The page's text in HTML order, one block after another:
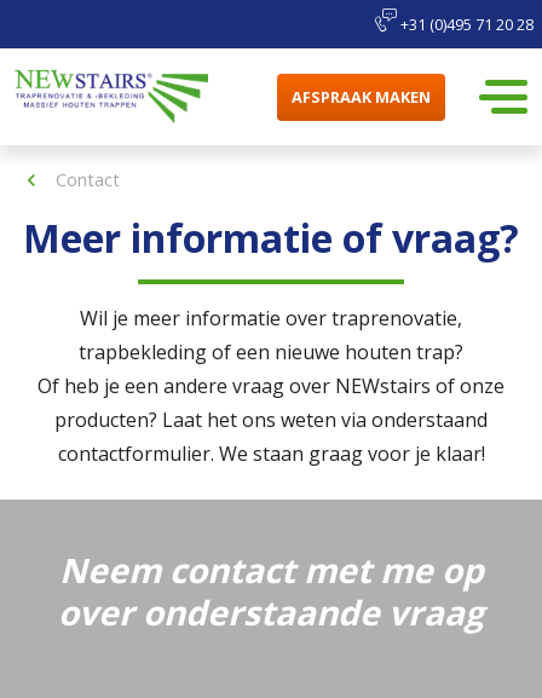
+31 (0)495 71 20 28
AFSPRAAK MAKEN
Contact
Meer informatie of vraag?
Wil je meer informatie over traprenovatie,
trapbekleding of een nieuwe houten trap?
Of heb je een andere vraag over NEWstairs of onze
producten? Laat het ons weten via onderstaand
contactformulier. We staan graag voor je klaar!
Neem contact met me op
over onderstaande vraag